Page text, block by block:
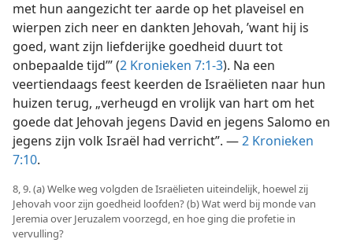
met hun aangezicht ter aarde op het plaveisel en
wierpen zich neer en dankten Jehovah, ’want hij is
goed, want zijn liefderijke goedheid duurt tot
onbepaalde tijd’” (2 Kronieken 7:1-3). Na een
veertiendaags feest keerden de Israëlieten naar hun
huizen terug, „verheugd en vrolijk van hart om het
goede dat Jehovah jegens David en jegens Salomo en
jegens zijn volk Israël had verricht”. —2 Kronieken
7:10.
8, 9. (a) Welke weg volgden de Israëlieten uiteindelijk, hoewel zij
Jehovah voor zijn goedheid loofden? (b) Wat werd bij monde van
Jeremia over Jeruzalem voorzegd, en hoe ging die profetie in
vervulling?